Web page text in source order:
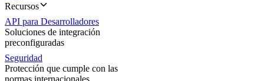
Recursos
API para Desarrolladores
Soluciones de integración
preconfiguradas
Seguridad
Protección que cumple con las
normas internacionales